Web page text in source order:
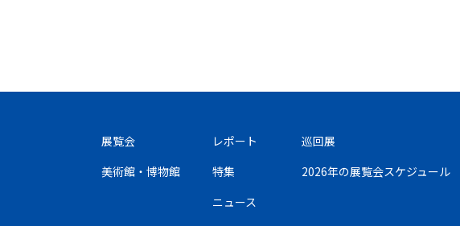
展覧会
美術館・博物館
レポート
特集
ニュース
巡回展
2026年の展覧会スケジュール